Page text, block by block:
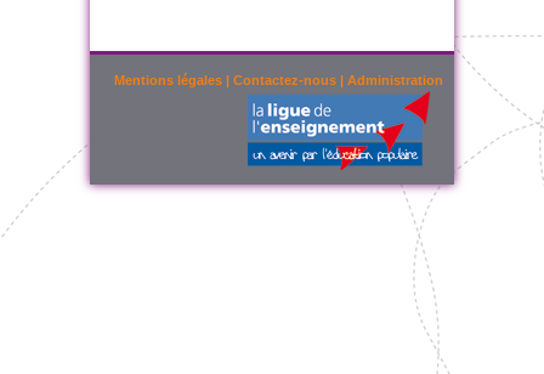
Mentions légales | Contactez-nous | Administration